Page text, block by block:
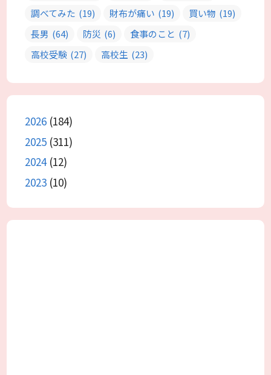
調べてみた (19) 財布が痛い (19) 買い物 (19)
長男 (64) 防災 (6) 食事のこと (7)
高校受験 (27) 高校生 (23)
2026 (184)
2025 (311)
2024(12)
2023 (10)